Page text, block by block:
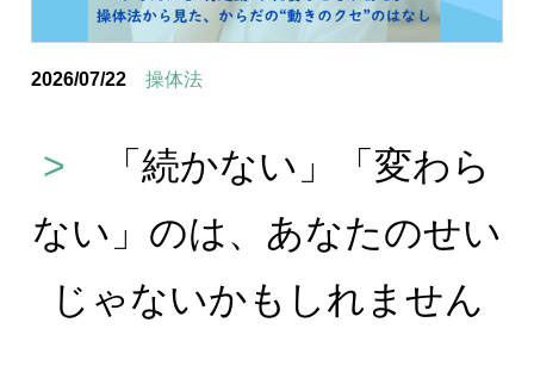
2026/07/22 操体法
>
「続かない」「変わら
ない」のは、あなたのせい
じゃないかもしれません